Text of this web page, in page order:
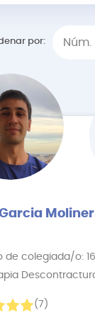
por: Núm.
Moliner
de colegiada/o:
(7)